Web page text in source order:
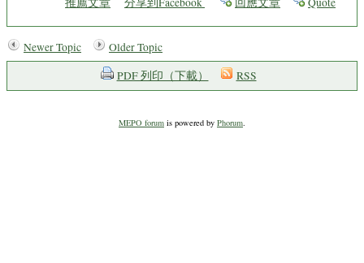
Newer Topic
Older Topic
PDF 列印（下載）
RSS
MEPO forum is powered by Phorum.